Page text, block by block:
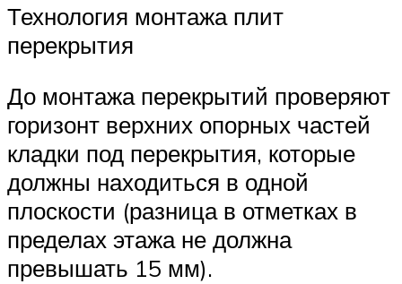
Технология монтажа плит
перекрытия
До монтажа перекрытий проверяют
горизонт верхних опорных частей
кладки под перекрытия, которые
должны находиться в одной
плоскости (разница в отметках в
пределах этажа не должна
превышать 15 мм).